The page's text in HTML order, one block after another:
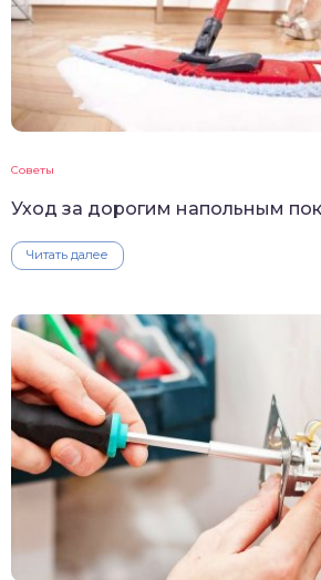
Советы
Уход за дорогим напольным
Читать далее